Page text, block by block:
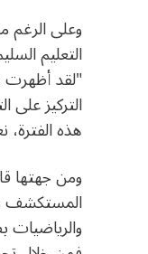
وعلى الرغم
التعليم
"لقد أظهرت
التركيز
هذه
ومن جهتها
المستكشف
والرياضيات